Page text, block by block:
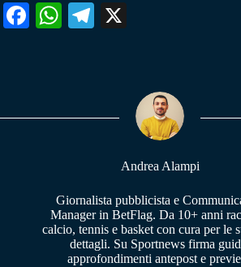
Fa W
pp
Te
m
Andrea Alampi
Giornalista pubblicista e
Manager in BetFlag. Da 10+ anni
calcio, tennis e basket con cura per le
dettagli. Su Sportnews firma
approfondimenti antepost e